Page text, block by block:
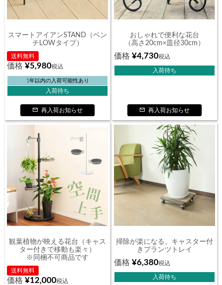
スマートアイアンSTAND（ベン
チLOWタイプ）
送料無料
価格 ¥5,980税込
1年以内の入荷可能性あり
入荷待ち
再入荷お知らせ
おしゃれで便利な花台
（高さ20cm×皿径30cm）
価格 ¥4,730税込
入荷待ち
再入荷お知らせ
観葉植物が映える花台（キャス
ター付きで移動も楽々）
※同梱不可商品です
送料無料
価格 ¥12,000税込
掃除が楽になる、キャスター付
きプランツトレイ
価格 ¥6,380税込
入荷待ち